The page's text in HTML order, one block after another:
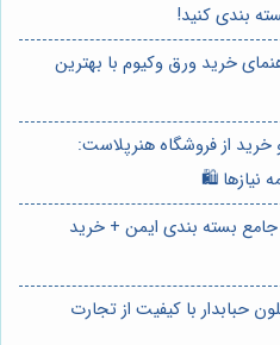
بندی کنید!
خرید ورق وکیوم با بهترین
خرید از فروشگاه هنرپلاست:
نیازها 🛍️
جامع بسته بندی ایمن + خرید
حبابدار با کیفیت از تجارت